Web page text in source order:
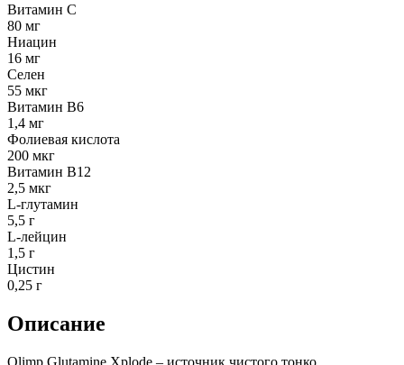
Витамин С
80 мг
Ниацин
16 мг
Селен
55 мкг
Витамин В6
1,4 мг
Фолиевая кислота
200 мкг
Витамин В12
2,5 мкг
L-глутамин
5,5 г
L-лейцин
1,5 г
Цистин
0,25 г
Описание
Olimp Glutamine Xplode – источник чистого тонко